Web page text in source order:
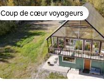
Coup de cœur voyageurs
Coup de cœur voyageurs